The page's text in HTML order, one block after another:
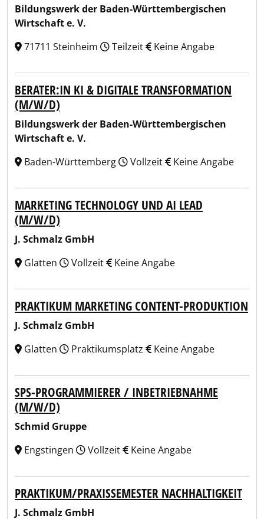
Bildungswerk der Baden-Württembergischen
Wirtschaft e. V.
71711 Steinheim
Teilzeit Keine Angabe
BERATER:IN KI & DIGITALE TRANSFORMATION
(M/W/D)
Bildungswerk der Baden-Württembergischen
Wirtschaft e. V.
Baden-Württemberg
Vollzeit Keine Angabe
MARKETING TECHNOLOGY UND AI LEAD
(M/W/D)
J. Schmalz GmbH
Glatten
Vollzeit Keine Angabe
PRAKTIKUM MARKETING CONTENT-PRODUKTION
J. Schmalz GmbH
Glatten
Praktikumsplatz Keine Angabe
SPS-PROGRAMMIERER / INBETRIEBNAHME
(M/W/D)
Schmid Gruppe
Engstingen
Vollzeit Keine Angabe
PRAKTIKUM/PRAXISSEMESTER NACHHALTIGKEIT
J. Schmalz GmbH